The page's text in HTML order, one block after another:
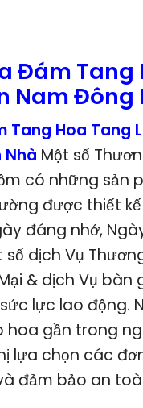
Đám
Nam Đông
Tang Hoa
Nhà Một số
có những sản
được thiết
đáng nhớ,
dịch Vụ
& dịch Vụ
lực lao động.
gần trong
lựa chọn các
đảm bảo an